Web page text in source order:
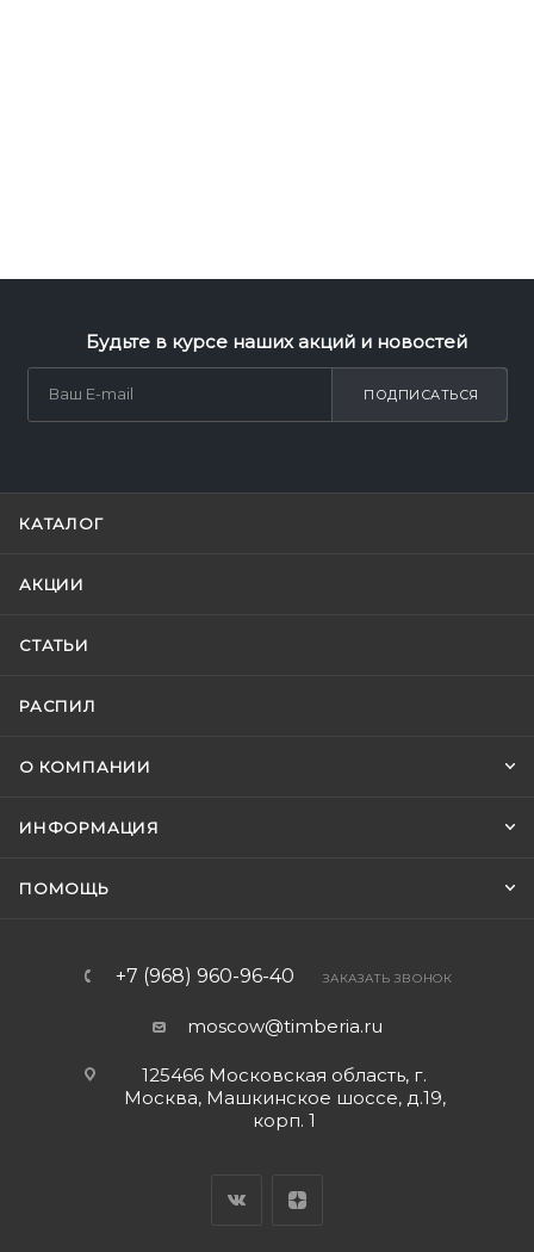
Будьте в курсе наших акций и новостей
ПОДПИСАТЬСЯ
КАТАЛОГ
АКЦИИ
СТАТЬИ
РАСПИЛ
О КОМПАНИИ
ИНФОРМАЦИЯ
ПОМОЩЬ
+7 (968) 960-96-40 ЗАКАЗАТЬ ЗВОНОК
moscow@timberia.ru
125466 Московская область, г.
Москва, Машкинское шоссе, д.19,
корп. 1